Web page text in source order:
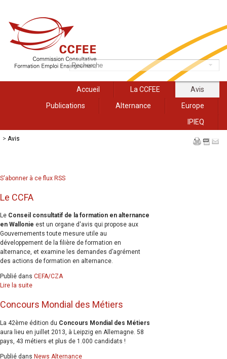
Accueil La CCFEE
Avis
Publications
Alternance
Europe
IPIEQ
> Avis
S'abonner à ce flux RSS
Le CCFA
Le Conseil consultatif de la formation en alternance
en Wallonie est un organe d'avis qui propose aux
Gouvernements toute mesure utile au
développement de la filière de formation en
alternance, et examine les demandes d’agrément
des actions de formation en alternance.
Publié dans CEFA/CZA
Lire la suite
Concours Mondial des Métiers
La 42ème édition du Concours Mondial des Métiers
aura lieu en juillet 2013, à Leipzig en Allemagne. 58
pays, 43 métiers et plus de 1.000 candidats !
Publié dans News Alternance